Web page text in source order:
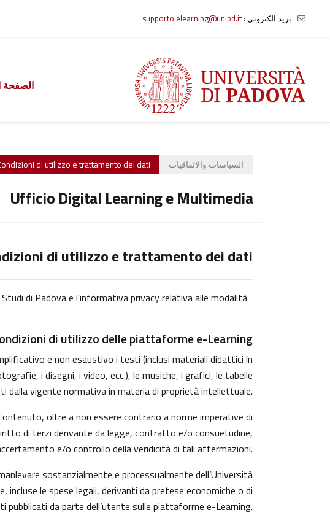
بريد الكتروني :supporto.elearning@unipd.it
الصفحة
السياسات والاتفاقيات di utilizzo e trattamento dei dati
Ufficio Digital Learning e Multimedia
di utilizzo e trattamento dei dati
di Padova e l'informativa privacy relativa alle modalità
di utilizzo delle piattaforme e-Learning
e non esaustivo i testi (inclusi materiali didattici in
i disegni, i video, ecc.), le musiche, i grafici, le tabelle
vigente normativa in materia di proprietà intellettuale.
oltre a non essere contrario a norme imperative di
di terzi derivante da legge, contratto e/o consuetudine,
e/o controllo della veridicità di tali affermazioni.
sostanzialmente e processualmente dell’Università
le spese legali, derivanti da pretese economiche o di
da parte dell’utente sulle piattaforme e-Learning.